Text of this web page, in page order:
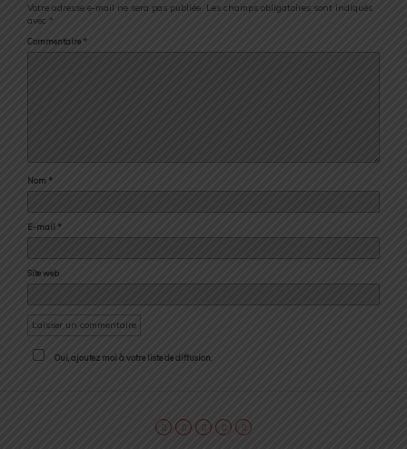
Votre adresse e-mail ne sera pas publiée. Les champs obligatoires sont indiqués
avec *
Commentaire *
Nom *
E-mail *
Site web
Oui, ajoutez moi à votre liste de diffusion.